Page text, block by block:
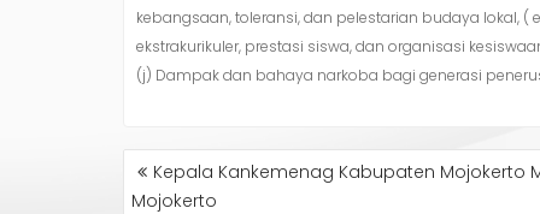
kebangsaan, toleransi, dan pelestarian budaya lokal, (
ekstrakurikuler, prestasi siswa, dan organisasi
(j) Dampak dan bahaya narkoba bagi generasi
NAVIGASI
POSKepala Kankemenag Kabupaten Mojokerto
Mojokerto